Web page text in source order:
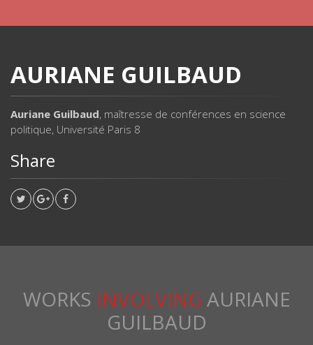
AURIANE GUILBAUD
Auriane Guilbaud, maîtresse de conférences en science
politique, Université Paris 8
Share
WORKS INVOLVING AURIANE
GUILBAUD